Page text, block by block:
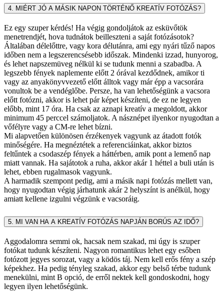
4. MIÉRT JÓ A MÁSIK NAPON TÖRTÉNŐ KREATÍV FOTÓZÁS?
Ez egy szuper kérdés! Ha végig gondoljátok az esküvőtök
menetrendjét, hova tudnátok beilleszteni a saját fotózásotok?
Általában délelőttre, vagy kora délutánra, ami egy nyári tűző napos
időben nem a legszerencsésebb időszak. Mindenki izzad, hunyorog,
és lehet napszemüveg nélkül ki se tudunk menni a szabadba. A
legszebb fények naplemente előtt 2 órával kezdődnek, amikor ti
vagy az anyakönyvvezető előtt álltok vagy már épp a vacsorára
vonultok be a vendéglőbe. Persze, ha van lehetőségünk a vacsora
előtt fotózni, akkor is lehet pár képet készíteni, de ez ne legyen
előbb, mint 17 óra. Ha csak az aznapi kreatív a megoldott, akkor
minimum 45 perccel számoljatok. A násznépet ilyenkor nyugodtan a
vőfélyre vagy a CM-re lehet bízni.
Mi alapvetően különösen érzékenyek vagyunk az átadott fotók
minőségére. Ha megnéztétek a referenciáinkat, akkor biztos
feltűntek a csodaszép fények a háttérben, amik pont a lemenő nap
miatt vannak. Ha sajátotok a ruha, akkor akár 1 héttel a buli után is
lehet, ebben rugalmasok vagyunk.
A harmadik szempont pedig, ami a másik napi fotózás mellett van,
hogy nyugodtan végig járhatunk akár 2 helyszínt is anélkül, hogy
amiatt kellene izgulni végzünk e vacsoráig.
5. MI VAN HA A KREATÍV FOTÓZÁS NAPJÁN BORÚS AZ IDŐ?
Aggodalomra semmi ok, hacsak nem szakad, mi úgy is szuper
fotókat tudunk készíteni. Nagyon romantikus lehet egy esőben
fotózott jegyes sorozat, vagy a ködös táj. Nem kell erős fény a szép
képekhez. Ha pedig tényleg szakad, akkor egy belső térbe tudunk
menekülni, mint B opció, de erről nektek kell gondoskodni, hogy
legyen ilyen lehetőségünk.